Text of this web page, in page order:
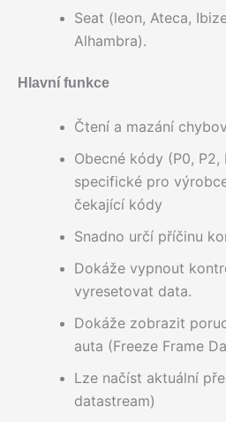
Seat (leon, Ateca,
Alhambra).
Hlavní funkce
Čtení a mazání
Obecné kódy (P0,
specifické pro
čekající kódy
Snadno určí příčinu
Dokáže vypnout
vyresetovat data.
Dokáže zobrazit
auta (Freeze Frame
Lze načíst aktuální
datastream)